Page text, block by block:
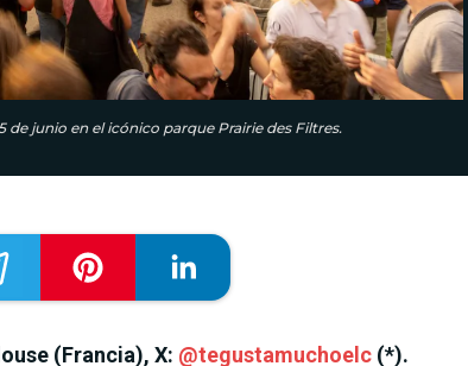
de junio en el icónico parque Prairie des Filtres.
(Francia), X: @tegustamuchoelc (*).